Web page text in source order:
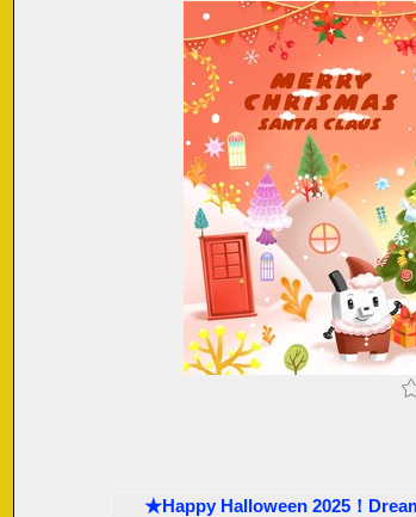
★Happy Halloween 2025！